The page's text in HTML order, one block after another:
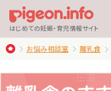
はじめての妊娠・育児情報サイト
お悩み相談室 離乳食